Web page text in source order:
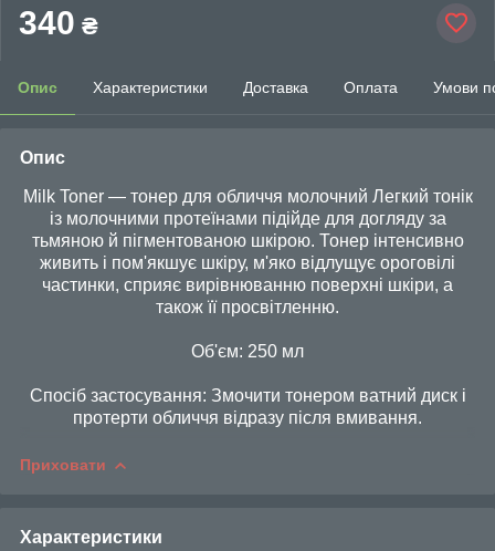
340 ₴
Опис Характеристики Доставка Оплата Умови
Опис
Milk Toner — тонер для обличчя молочний Легкий тонік
із молочними протеїнами підійде для догляду за
тьмяною й пігментованою шкірою. Тонер інтенсивно
живить і пом'якшує шкіру, м'яко відлущує ороговілі
частинки, сприяє вирівнюванню поверхні шкіри, а
також її просвітленню.
Об'єм: 250 мл
Спосіб застосування: Змочити тонером ватний диск і
протерти обличчя відразу після вмивання.
Приховати
Характеристики